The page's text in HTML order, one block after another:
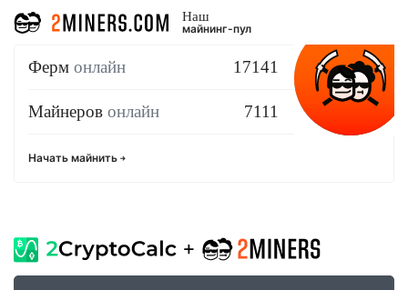
Наш
майнинг-пул
Ферм онлайн 17141
Майнеров онлайн 7111
Начать майнить